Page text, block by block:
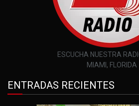
ESCUCHA NUESTRA
MIAMI, FLORIDA
ENTRADAS RECIENTES